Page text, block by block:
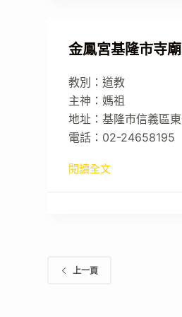
金鳳宮基隆市寺
教別：道教
主神：媽祖
地址：基隆市信義區
電話：02-24658195
閱讀全文
上一頁